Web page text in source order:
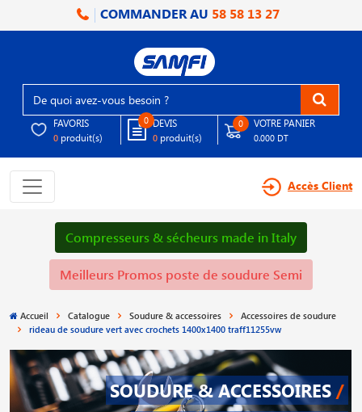
COMMANDER AU 58 58 13 27
FAVORIS
0 produit(s)
0 DEVIS
0 produit(s)
0 VOTRE PANIER
0.000 DT
Accès Client
Compresseurs & sécheurs made in Italy
Meilleurs Promos poste de soudure Semi
Accueil Catalogue Soudure & accessoires
Accessoires de soudure
rideau de soudure vert avec crochets 1400x1400 traff11255vw
SOUDURE & ACCESSOIRES /